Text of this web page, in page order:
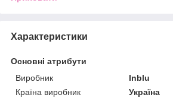
Характеристики
Основні атрибути
Виробник
Inblu
Країна виробник
Україна